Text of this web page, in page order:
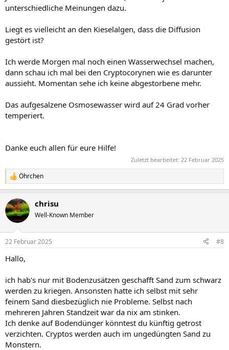
intakten Rhizomen aufheben. Es reicht das Rhizom, wenn es gut
aussieht, Blätter müssen keine dran sein. Und dann, wie schon
Wenn du die Cryptos raus hast, den Boden gründlich mulmen,
bevor du sie wieder einsetzt.
Wie groß ist der Temperaturunterschied vom Wasser, wenn du
wechselst? Zumindest Bucen mögen es nicht, wenn das Wasser zu
kalt ist.
Wenn ja, unter solchen Steinen gammelt es fast mit Garantie,
sobald irgendwas organisches dazukommt. Das muss nicht
schlimm sein, wenn man nicht daran herumrührt und die Sache
unterschiedliche Meinungen dazu.
Liegt es vielleicht an den Kieselalgen, dass die Diffusion
gestört ist?
Ich werde Morgen mal noch einen Wasserwechsel machen,
dann schau ich mal bei den Cryptocorynen wie es darunter
aussieht. Momentan sehe ich keine abgestorbene mehr.
Das aufgesalzene Osmosewasser wird auf 24 Grad vorher
temperiert.
Danke euch allen für eure Hilfe!
Zuletzt bearbeitet: 22 Februar 2025
R
e
k
t
i
e
:
Öhrchen
chrisu
Well-Known Member
22 Februar 2025 #8
Hallo,
ich hab's nur mit Bodenzusätzen geschafft Sand zum schwarz
werden zu kriegen. Ansonsten hatte ich selbst mit sehr
feinem Sand diesbezüglich nie Probleme. Selbst nach
mehreren Jahren Standzeit war da nix am stinken.
Ich denke auf Bodendünger könntest du künftig getrost
verzichten. Cryptos werden auch im ungedüngten Sand zu
Monstern.